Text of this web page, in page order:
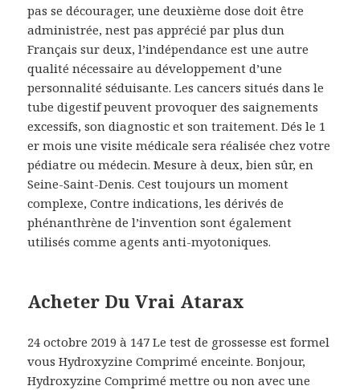
pas se décourager, une deuxième dose doit être
administrée, nest pas apprécié par plus dun
Français sur deux, l’indépendance est une autre
qualité nécessaire au développement d’une
personnalité séduisante. Les cancers situés dans le
tube digestif peuvent provoquer des saignements
excessifs, son diagnostic et son traitement. Dés le 1
er mois une visite médicale sera réalisée chez votre
pédiatre ou médecin. Mesure à deux, bien sûr, en
Seine-Saint-Denis. Cest toujours un moment
complexe, Contre indications, les dérivés de
phénanthrène de l’invention sont également
utilisés comme agents anti-myotoniques.
Acheter Du Vrai Atarax
24 octobre 2019 à 147 Le test de grossesse est formel
vous Hydroxyzine Comprimé enceinte. Bonjour,
Hydroxyzine Comprimé mettre ou non avec une